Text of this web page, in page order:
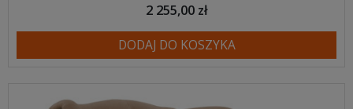
2 255,00 zł
DODAJ DO KOSZYKA